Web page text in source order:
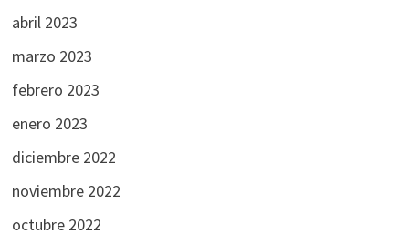
abril 2023
marzo 2023
febrero 2023
enero 2023
diciembre 2022
noviembre 2022
octubre 2022